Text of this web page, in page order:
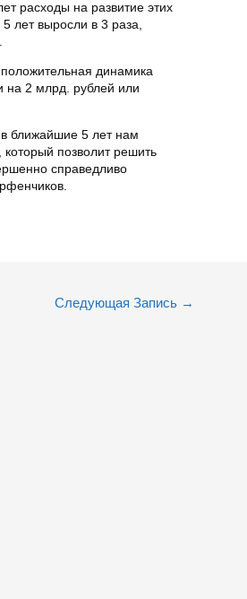
расходы на развитие этих
лет выросли в 3 раза,
динамика
на 2 млрд. рублей или
ближайшие 5 лет нам
позволит решить
справедливо
Следующая Запись →